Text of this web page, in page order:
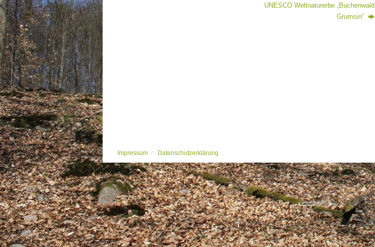
UNESCO Weltnaturerbe „Buchenwald
Grumsin“
Impressum Datenschutzerklärung